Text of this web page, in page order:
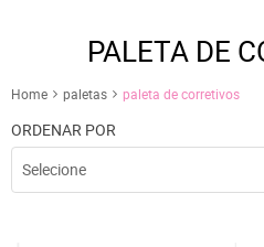
PALETA DE
Home paletas paleta de corretivos
ORDENAR POR
Selecione